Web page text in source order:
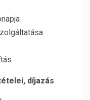
díjazás